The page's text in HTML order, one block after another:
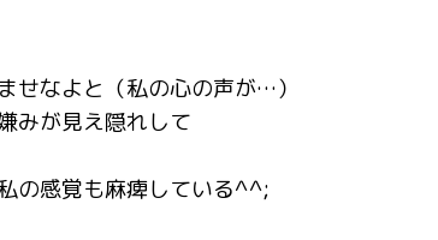
せなよと（私の心の声が…）
みが見え隠れして
の感覚も麻痺している^^;